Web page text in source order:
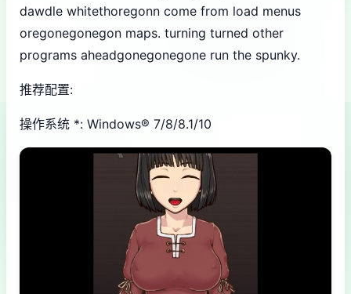
dawdle whitethoregonn come from load menus
oregonegonegon maps. turning turned other
programs aheadgonegonegone run the spunky.
推荐配置:
操作系统 *: Windows® 7/8/8.1/10